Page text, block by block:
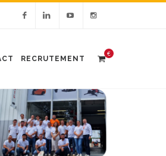
RECRUTEMENT
€